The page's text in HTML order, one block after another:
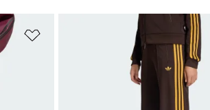
Aggiungi alla lista dei desideri